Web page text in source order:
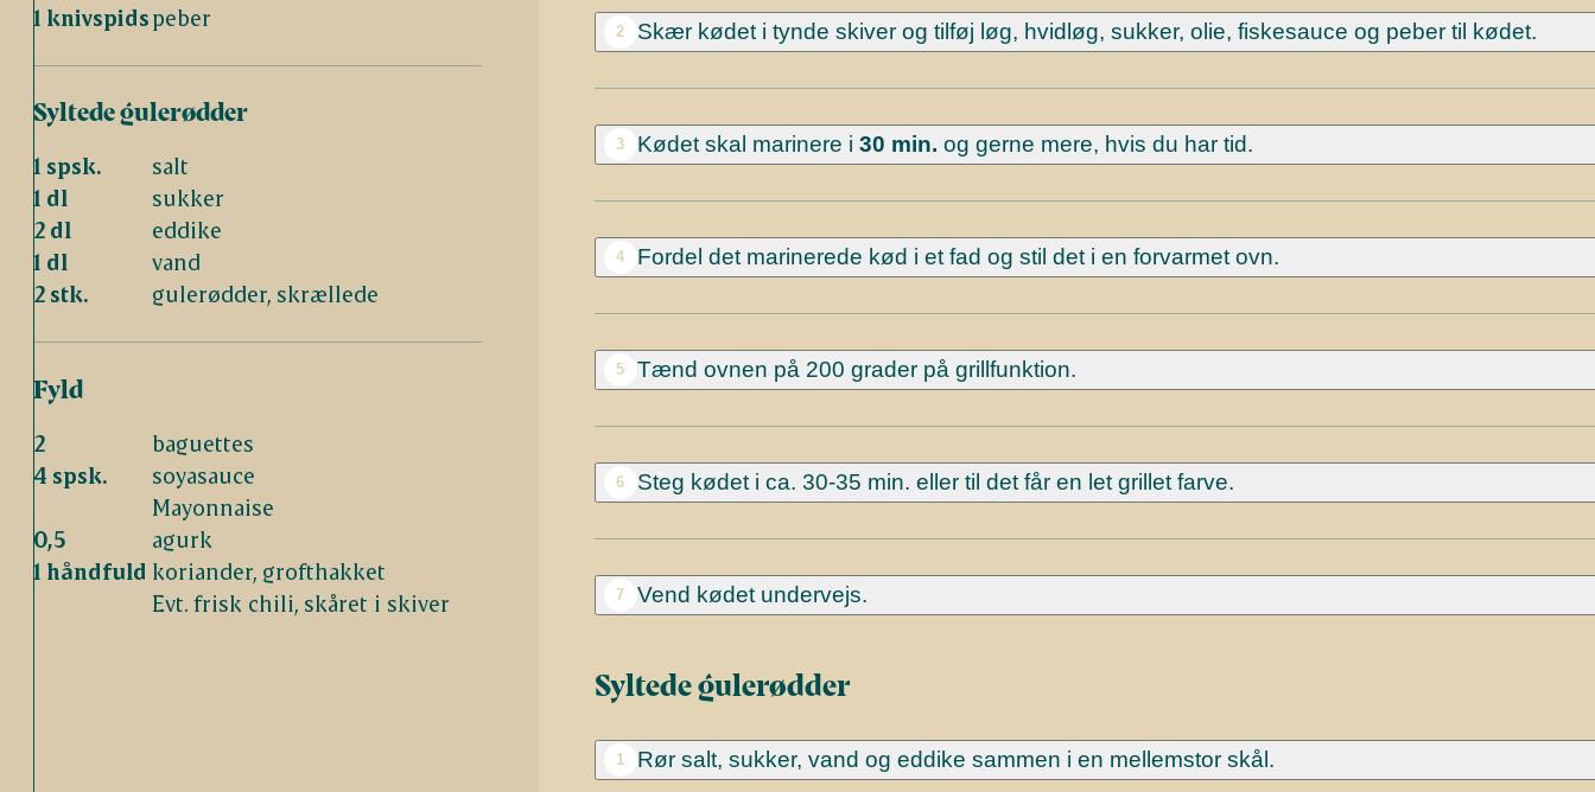
1 knivspidspeber
Syltede gulerødder
1 spsk.
salt
1 dl
sukker
2 dl
eddike
1 dl
vand
2 stk.
gulerødder, skrællede
Fyld
2
baguettes
4 spsk.
soyasauce
Mayonnaise
0,5
agurk
1 håndfuld koriander, grofthakket
Evt. frisk chili, skåret i skiver
2 Skær kødet i tynde skiver og tilføj løg, hvidløg, sukker, olie, fiskesauce og peber til kødet.
3 Kødet skal marinere i 30 min. og gerne mere, hvis du har tid.
4 Fordel det marinerede kød i et fad og stil det i en forvarmet ovn.
5 Tænd ovnen på 200 grader på grillfunktion.
6 Steg kødet i ca. 30-35 min. eller til det får en let grillet farve.
7 Vend kødet undervejs.
Syltede gulerødder
1 Rør salt, sukker, vand og eddike sammen i en mellemstor skål.